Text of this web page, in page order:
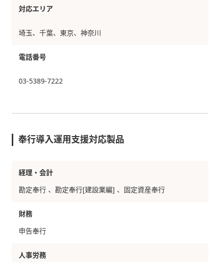
対応エリア
埼玉、千葉、東京、神奈川
電話番号
03-5389-7222
奉行導入運用支援対応製品
経理・会計
勘定奉行 勘定奉行[建設業編] 固定資産奉行
財務
申告奉行
人事労務